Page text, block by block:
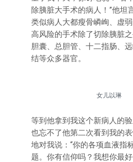
除胰脏大手术的病人！”他坦
类似病人大都瘦骨嶙峋、虚
高风险的手术除了切除胰脏
胆囊、总胆管、十二指肠、
结等众多器官。
女儿以琳
等到他拿到我这个新病人的
也忘不了他第二次看到我的
地对我说：“你的各项血液指
题。你有信仰吗？我想你最